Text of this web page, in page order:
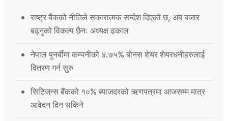
राष्ट्र बैंकको नीतिले सकारात्मक सन्देश दिएको छ, अब बजार
बढ्नुको विकल्प छैनः अध्यक्ष ढकाल
नेपाल पुनर्बीमा कम्पनीको ४.७५% बोनस शेयर शेयरधनीहरुलाई
वितरण गर्न सुरु
सिटिजन्स बैंकको १०% ब्याजदरको ऋणपत्रमा आजसम्म मात्र
आवेदन दिन सकिने